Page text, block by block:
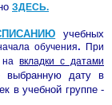
ЗДЕСЬ.
учебных
обучения. При
навкладки с датами
выбранную дату в
в учебной группе -